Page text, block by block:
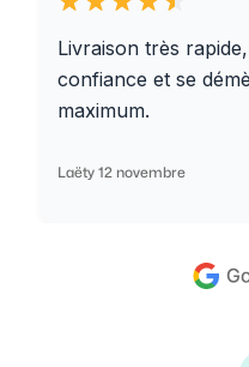
Livraison très
confiance et se
maximum.
Laëty 12 novembre